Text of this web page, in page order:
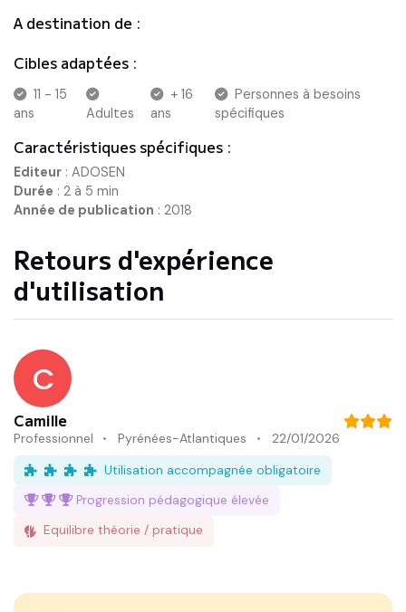
A destination de :
Cibles adaptées :
11 - 15
ans
Adultes
+ 16
ans
Personnes à besoins
spécifiques
Caractéristiques spécifiques :
Editeur : ADOSEN
Durée : 2 à 5 min
Année de publication : 2018
Retours d'expérience
d'utilisation
C
Camille
Professionnel Pyrénées-Atlantiques 22/01/2026
Utilisation accompagnée obligatoire
Progression pédagogique élevée
Equilibre théorie / pratique